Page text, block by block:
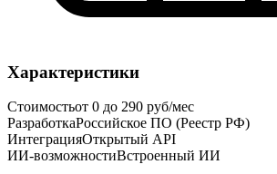
Характеристики
Стоимостьот 0 до 290 руб/мес
РазработкаРоссийское ПО (Реестр РФ)
ИнтеграцияОткрытый API
ИИ-возможностиВстроенный ИИ